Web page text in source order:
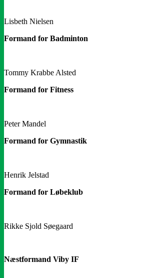
Lisbeth Nielsen
Formand for Badminton
Tommy Krabbe Alsted
Formand for Fitness
Peter Mandel
Formand for Gymnastik
Henrik Jelstad
Formand for Løbeklub
Rikke Sjold Søegaard
Næstformand Viby IF